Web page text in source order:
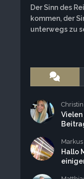
Der Sinn des
kommen, der
unterwegs zu
Vielen
Markus
Hallo